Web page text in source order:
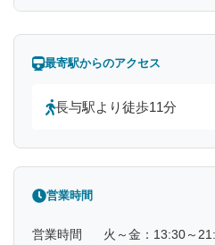
最寄駅からのアクセス
長与駅より徒歩11分
営業時間
営業時間 火～金：13:30～